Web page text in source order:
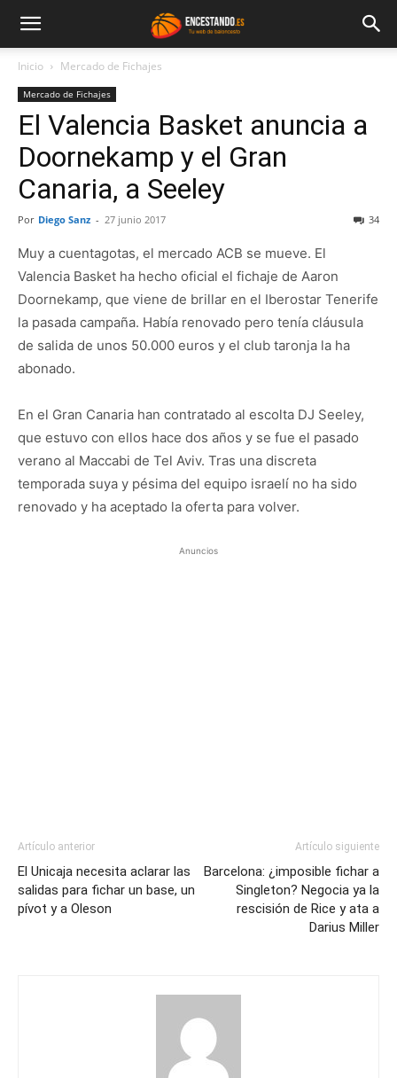
Inicio Mercado de Fichajes
Mercado de Fichajes
El Valencia Basket anuncia a
Doornekamp y el Gran
Canaria, a Seeley
Por Diego Sanz - 27 junio 2017 34
Muy a cuentagotas, el mercado ACB se mueve. El
Valencia Basket ha hecho oficial el fichaje de Aaron
Doornekamp, que viene de brillar en el Iberostar Tenerife
la pasada campaña. Había renovado pero tenía cláusula
de salida de unos 50.000 euros y el club taronja la ha
abonado.
En el Gran Canaria han contratado al escolta DJ Seeley,
que estuvo con ellos hace dos años y se fue el pasado
verano al Maccabi de Tel Aviv. Tras una discreta
temporada suya y pésima del equipo israelí no ha sido
renovado y ha aceptado la oferta para volver.
Anuncios
Artículo anterior
El Unicaja necesita aclarar las
salidas para fichar un base, un
pívot y a Oleson
Artículo siguiente
Barcelona: ¿imposible fichar a
Singleton? Negocia ya la
rescisión de Rice y ata a
Darius Miller